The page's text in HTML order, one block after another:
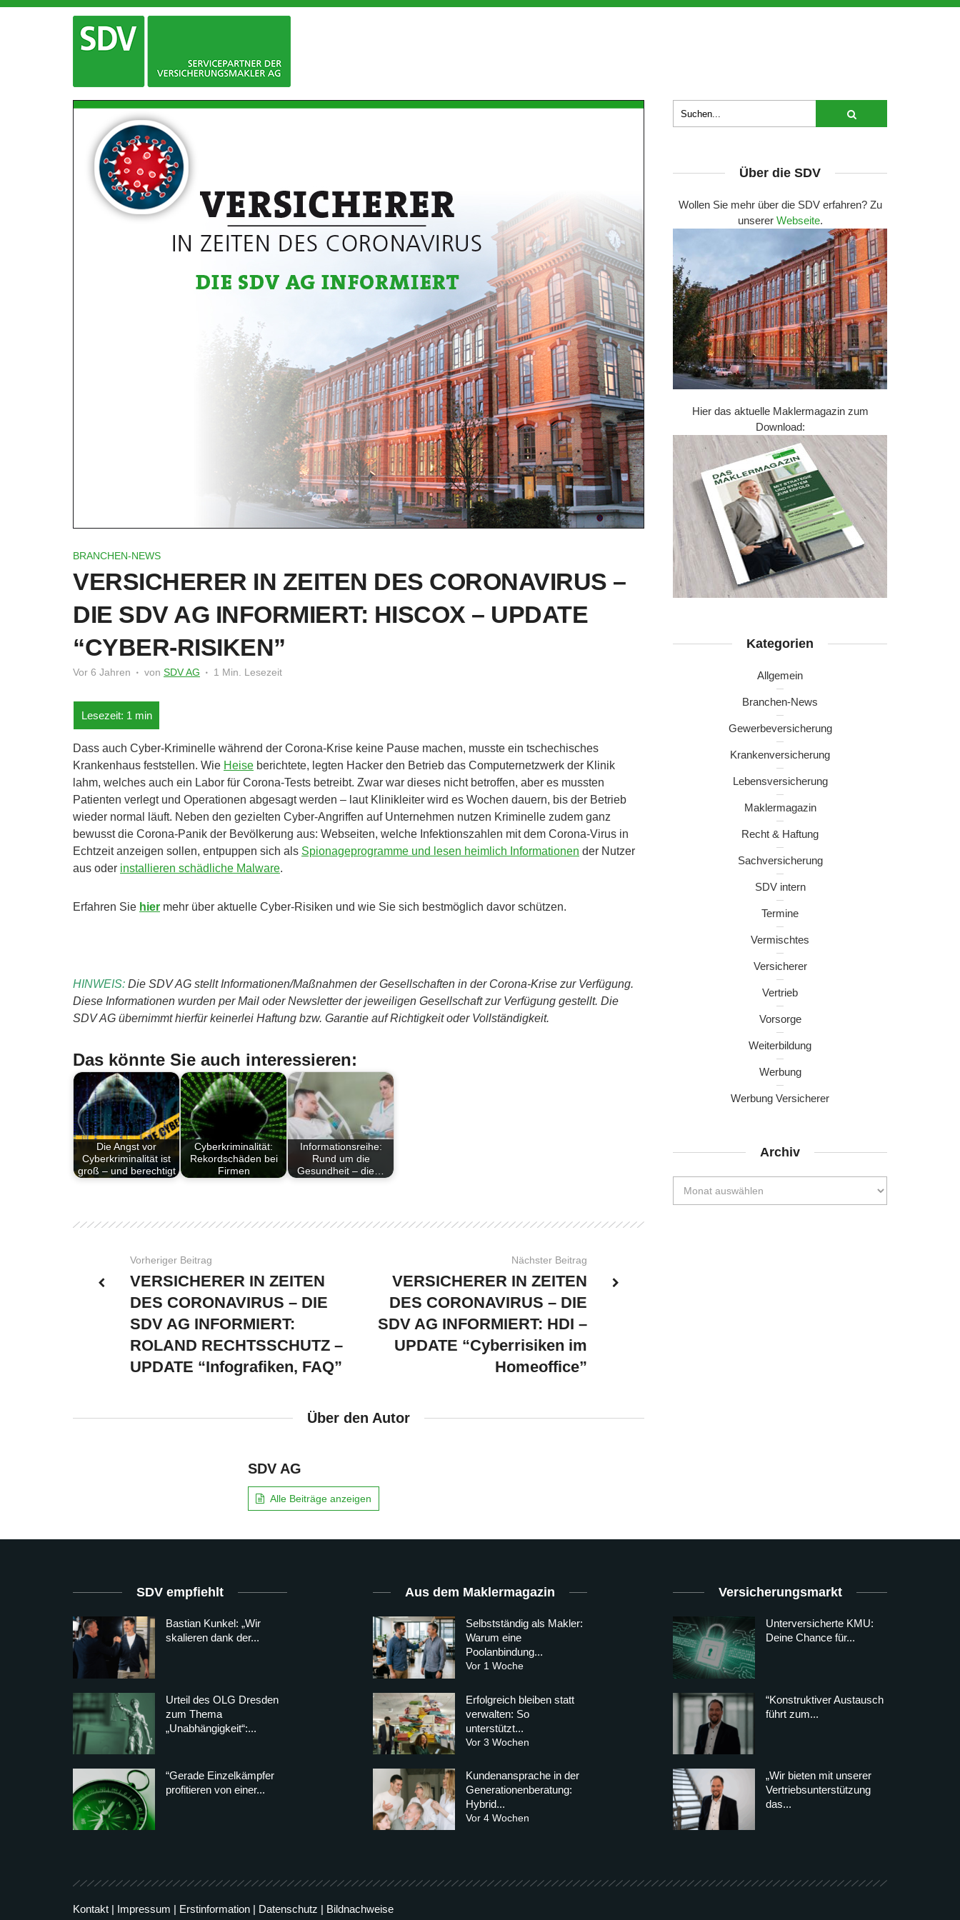
BRANCHEN-NEWS
VERSICHERER IN ZEITEN DES CORONAVIRUS –
DIE SDV AG INFORMIERT: HISCOX – UPDATE
“CYBER-RISIKEN”
Vor 6 Jahren von SDV AG 1 Min. Lesezeit
Dass auch Cyber-Kriminelle während der Corona-Krise keine Pause machen, musste ein tschechisches
Krankenhaus feststellen. Wie Heise berichtete, legten Hacker den Betrieb das Computernetzwerk der Klinik
lahm, welches auch ein Labor für Corona-Tests betreibt. Zwar war dieses nicht betroffen, aber es mussten
Patienten verlegt und Operationen abgesagt werden – laut Klinikleiter wird es Wochen dauern, bis der Betrieb
wieder normal läuft. Neben den gezielten Cyber-Angriffen auf Unternehmen nutzen Kriminelle zudem ganz
bewusst die Corona-Panik der Bevölkerung aus: Webseiten, welche Infektionszahlen mit dem Corona-Virus in
Echtzeit anzeigen sollen, entpuppen sich als Spionageprogramme und lesen heimlich Informationen der Nutzer
aus oder installieren schädliche Malware.
Erfahren Sie hier mehr über aktuelle Cyber-Risiken und wie Sie sich bestmöglich davor schützen.
HINWEIS: Die SDV AG stellt Informationen/Maßnahmen der Gesellschaften in der Corona-Krise zur Verfügung.
Diese Informationen wurden per Mail oder Newsletter der jeweiligen Gesellschaft zur Verfügung gestellt. Die
SDV AG übernimmt hierfür keinerlei Haftung bzw. Garantie auf Richtigkeit oder Vollständigkeit.
Das könnte Sie auch interessieren:
Die Angst vor
Cyberkriminalität ist
groß – und berechtigt
Cyberkriminalität:
Rekordschäden bei
Firmen
Informationsreihe:
Rund um die
Gesundheit – die…
Vorheriger Beitrag
VERSICHERER IN ZEITEN
DES CORONAVIRUS – DIE
SDV AG INFORMIERT:
ROLAND RECHTSSCHUTZ –
UPDATE “Infografiken, FAQ”
Nächster Beitrag
VERSICHERER IN ZEITEN
DES CORONAVIRUS – DIE
SDV AG INFORMIERT: HDI –
UPDATE “Cyberrisiken im
Homeoffice”
Über den Autor
SDV AG
Alle Beiträge anzeigen
Über die SDV
Wollen Sie mehr über die SDV erfahren? Zu
unserer Webseite.
Hier das aktuelle Maklermagazin zum
Download:
Kategorien
Allgemein
Branchen-News
Gewerbeversicherung
Krankenversicherung
Lebensversicherung
Maklermagazin
Recht & Haftung
Sachversicherung
SDV intern
Termine
Vermischtes
Versicherer
Vertrieb
Vorsorge
Weiterbildung
Werbung
Werbung Versicherer
Archiv
SDV empfiehlt
Bastian Kunkel: „Wir
skalieren dank der...
Urteil des OLG Dresden
zum Thema
„Unabhängigkeit“:...
“Gerade Einzelkämpfer
profitieren von einer...
Aus dem Maklermagazin
Selbstständig als Makler:
Warum eine
Poolanbindung...
Vor 1 Woche
Erfolgreich bleiben statt
verwalten: So
unterstützt...
Vor 3 Wochen
Kundenansprache in der
Generationenberatung:
Hybrid...
Vor 4 Wochen
Versicherungsmarkt
Unterversicherte KMU:
Deine Chance für...
“Konstruktiver Austausch
führt zum...
„Wir bieten mit unserer
Vertriebsunterstützung
das...
Kontakt | Impressum | Erstinformation | Datenschutz | Bildnachweise